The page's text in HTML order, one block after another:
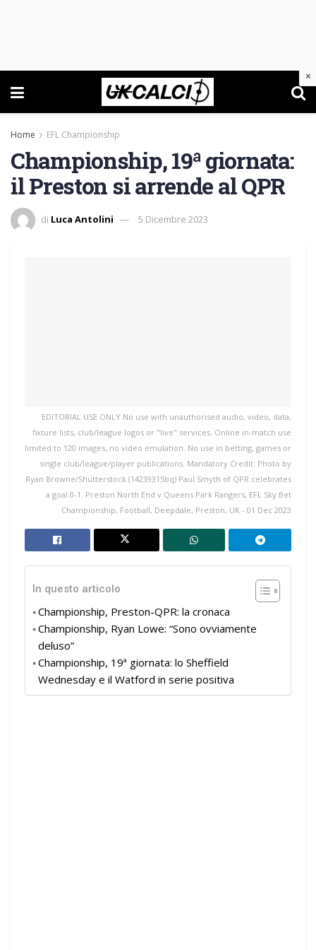
Home EFL Championship
Championship, 19ª giornata:
il Preston si arrende al QPR
di Luca Antolini 5 Dicembre 2023
EDITORIAL USE ONLY No use with unauthorised audio, video, data,
fixture lists, club/league logos or "live" services. Online in-match use
limited to 120 images, no video emulation. No use in betting, games or
single club/league/player publications. Mandatory Credit: Photo by
Ryan Browne/Shutterstock (14239315bq) Paul Smyth of QPR celebrates
a goal 0-1. Preston North End v Queens Park Rangers, EFL Sky Bet
Championship, Football, Deepdale, Preston, UK - 01 Dec 2023
In questo articolo
Championship, Preston-QPR: la cronaca
Championship, Ryan Lowe: “Sono ovviamente
deluso”
Championship, 19ª giornata: lo Sheffield
Wednesday e il Watford in serie positiva
×